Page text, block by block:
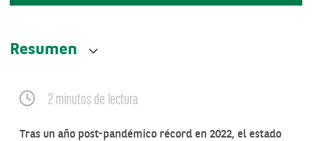
2 minutos de lectura
Tras un año post-pandémico récord en 2022, el estado
Resumen